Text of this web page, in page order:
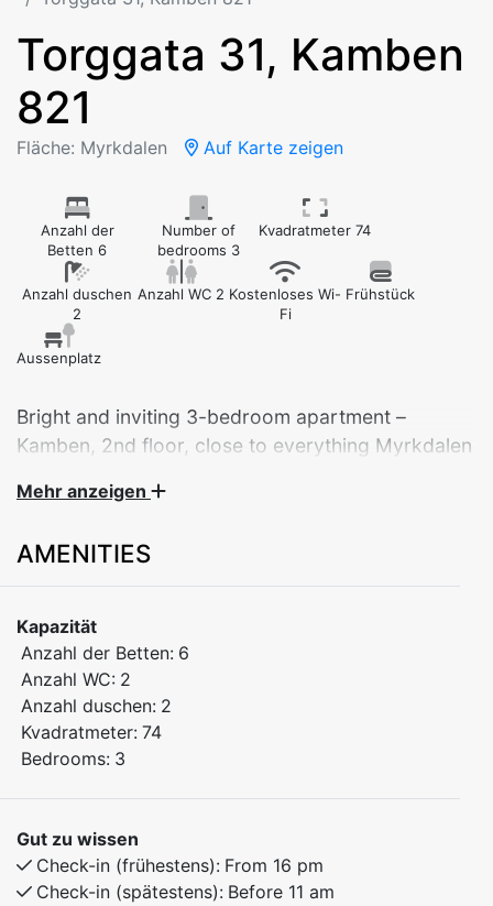
Torggata 31, Kamben
821
Fläche: Myrkdalen Auf Karte zeigen
Anzahl der
Betten 6
Number of
bedrooms 3
Kvadratmeter 74
Anzahl duschen
2
Anzahl WC 2 Kostenloses Wi-
Fi
Frühstück
Aussenplatz
Bright and inviting 3-bedroom apartment –
Kamben, 2nd floor, close to everything Myrkdalen
perfect for the whole family! This bright and spacious
3-bedroom apartment is located in the heart of
trails, playground, and Myrkdalen Hotel with its
restaurant, bar, and other facilities.
Bedroom 1: Comfortable double bed
Bedroom 2: Family bunk bed – lower bunk 120 cm /
upper bunk 90 cm
Bedroom 3: Family bunk bed - lower bunk 140 cm /
Mehr anzeigen
AMENITIES
Kapazität
Anzahl der Betten: 6
Anzahl WC: 2
Anzahl duschen: 2
Kvadratmeter: 74
Bedrooms: 3
Gut zu wissen
Check-in (frühestens): From 16 pm
Check-in (spätestens): Before 11 am